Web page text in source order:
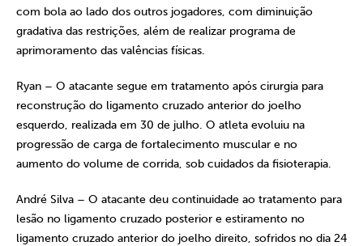
com bola ao lado dos outros jogadores, com diminuição
gradativa das restrições, além de realizar programa de
aprimoramento das valências físicas.
Ryan – O atacante segue em tratamento após cirurgia para
reconstrução do ligamento cruzado anterior do joelho
esquerdo, realizada em 30 de julho. O atleta evoluiu na
progressão de carga de fortalecimento muscular e no
aumento do volume de corrida, sob cuidados da fisioterapia.
André Silva – O atacante deu continuidade ao tratamento para
lesão no ligamento cruzado posterior e estiramento no
ligamento cruzado anterior do joelho direito, sofridos no dia 24